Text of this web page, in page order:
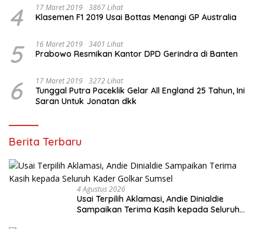
4 17 Maret 2019 3867 Lihat
Klasemen F1 2019 Usai Bottas Menangi GP Australia
5 16 Maret 2019 3401 Lihat
Prabowo Resmikan Kantor DPD Gerindra di Banten
6 17 Maret 2019 3272 Lihat
Tunggal Putra Paceklik Gelar All England 25 Tahun, Ini
Saran Untuk Jonatan dkk
Berita Terbaru
4 Agustus 2026
Usai Terpilih Aklamasi, Andie Dinialdie
Sampaikan Terima Kasih kepada Seluruh